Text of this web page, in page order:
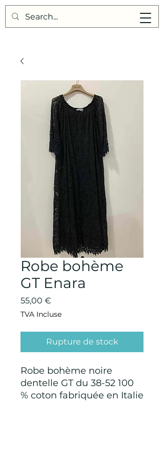
Points de Suture
Robe bohème
GT Enara
55,00 €
TVA Incluse
Rupture de stock
Robe bohème noire
dentelle GT du 38-52 100
% coton fabriquée en Italie